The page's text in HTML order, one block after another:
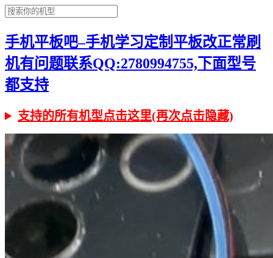
手机平板吧–手机学习定制平板改正常刷
机有问题联系QQ:2780994755,下面型号
都支持
支持的所有机型点击这里(再次点击隐藏)